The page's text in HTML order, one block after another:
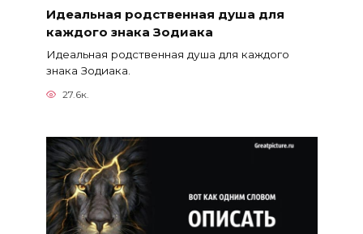
Идеальная родственная душа для
каждого знака Зодиака
Идеальная родственная душа для каждого
знака Зодиака.
27.6к.